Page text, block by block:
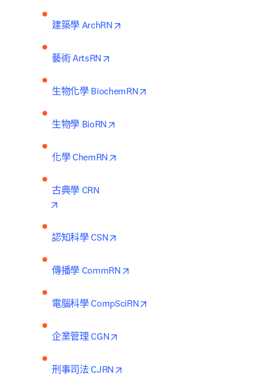
建築學 ArchRN
藝術 ArtsRN
生物化學 BiochemRN
生物學 BioRN
化學 ChemRN
認知科學 CSN
傳播學 CommRN
電腦科學 CompSciRN
企業管理 CGN
刑事司法 CJRN